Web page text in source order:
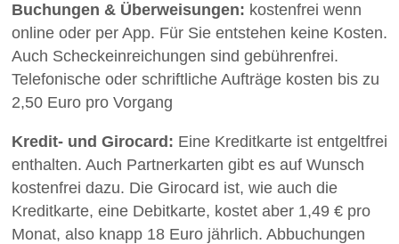
Buchungen & Überweisungen: kostenfrei wenn
online oder per App. Für Sie entstehen keine Kosten.
Auch Scheckeinreichungen sind gebührenfrei.
Telefonische oder schriftliche Aufträge kosten bis zu
2,50 Euro pro Vorgang
Kredit- und Girocard: Eine Kreditkarte ist entgeltfrei
enthalten. Auch Partnerkarten gibt es auf Wunsch
kostenfrei dazu. Die Girocard ist, wie auch die
Kreditkarte, eine Debitkarte, kostet aber 1,49 € pro
Monat, also knapp 18 Euro jährlich. Abbuchungen